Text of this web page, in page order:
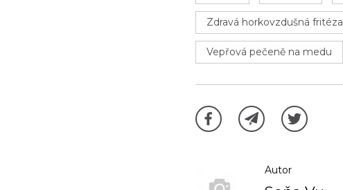
Zdravá horkovzdušná
Vepřová pečeně na medu
Autor